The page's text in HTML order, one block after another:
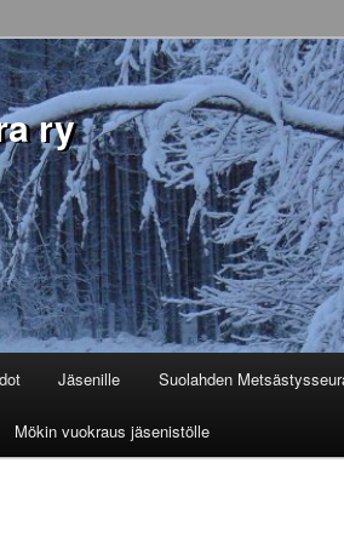
ry
Jäsenille Suolahden
Mökin vuokraus jäsenistölle